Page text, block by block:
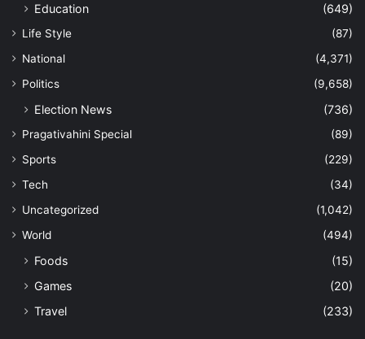
Education
(649)
Life Style
(87)
National
(4,371)
Politics
(9,658)
Election News (736)
Pragativahini Special
(89)
Sports
(229)
Tech
(34)
Uncategorized
(1,042)
World
(494)
Foods
(15)
Games
(20)
Travel
(233)